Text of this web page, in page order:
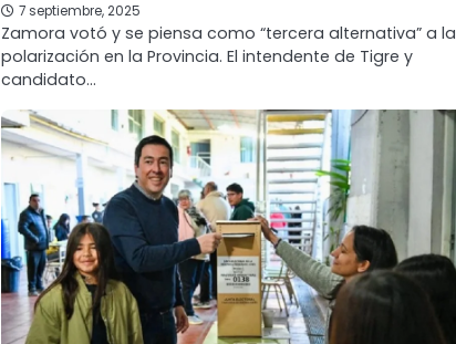
7 septiembre, 2025
Zamora votó y se piensa como “tercera alternativa” a la
polarización en la Provincia. El intendente de Tigre y
candidato…